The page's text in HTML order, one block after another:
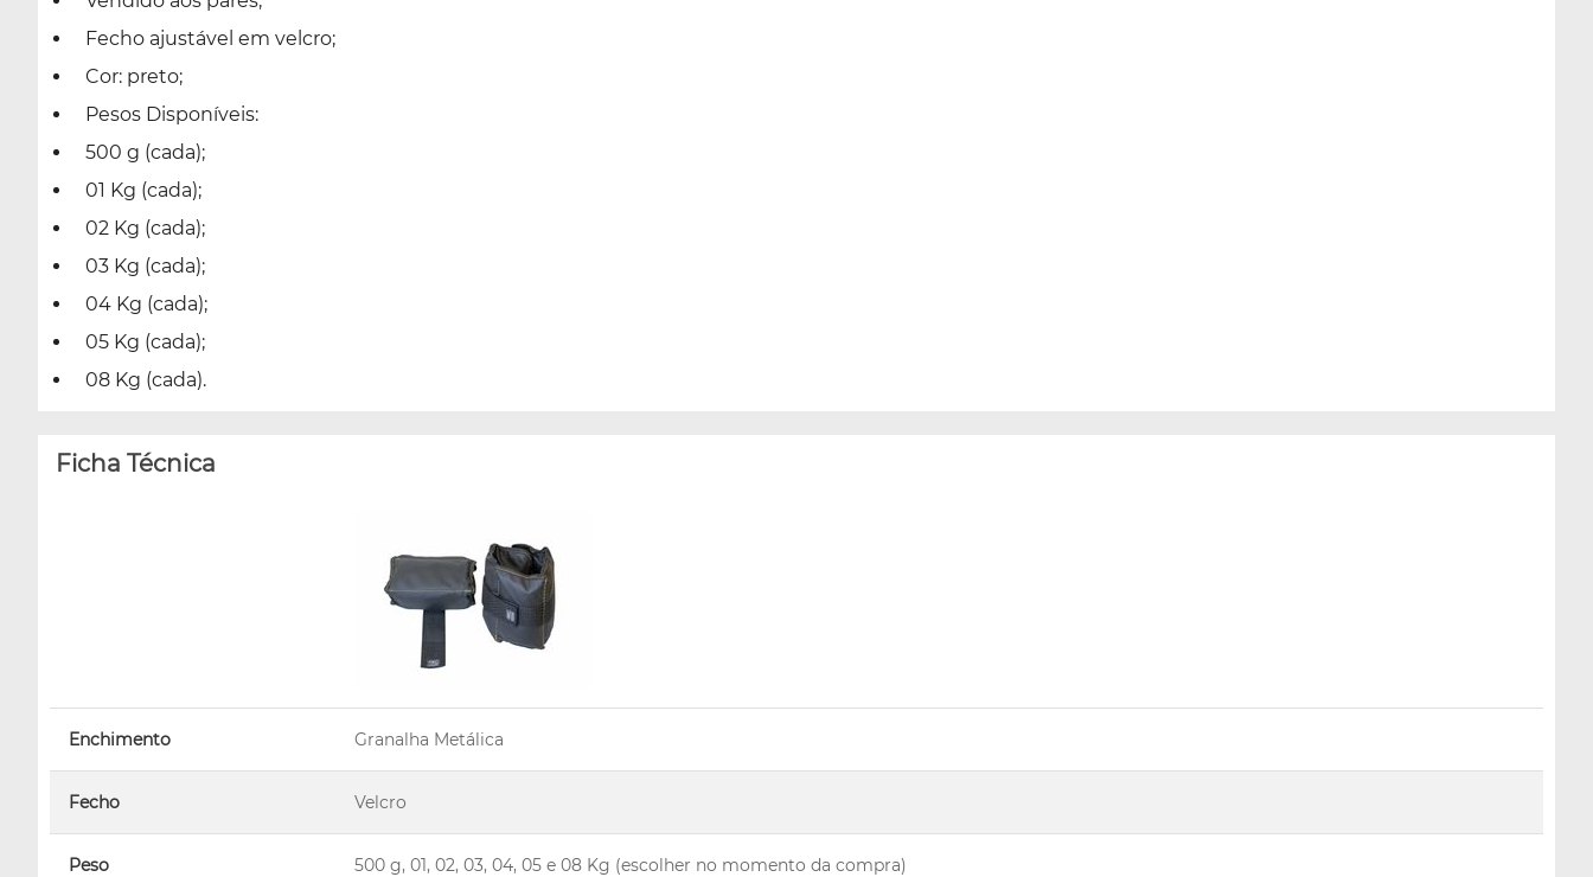
Fecho ajustável em velcro;
Cor: preto;
Pesos Disponíveis:
500 g (cada);
01 Kg (cada);
02 Kg (cada);
03 Kg (cada);
04 Kg (cada);
05 Kg (cada);
08 Kg (cada).
Ficha Técnica
Enchimento Granalha Metálica
Fecho Velcro
Peso 500 g, 01, 02, 03, 04, 05 e 08 Kg (escolher no momento da compra)